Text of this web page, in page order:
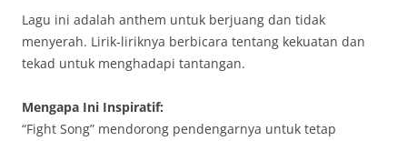
Lagu ini adalah anthem untuk berjuang dan tidak
menyerah. Lirik-liriknya berbicara tentang kekuatan dan
tekad untuk menghadapi tantangan.
Mengapa Ini Inspiratif:
“Fight Song” mendorong pendengarnya untuk tetap